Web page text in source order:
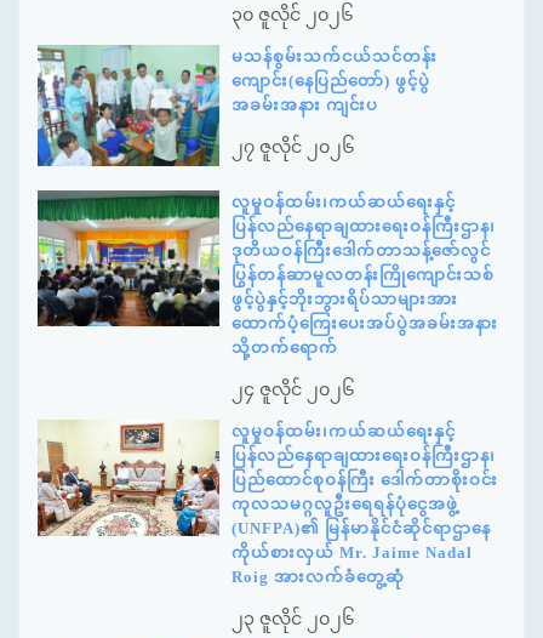
၃၀ ဇူလိုင် ၂၀၂၆
မသန်စွမ်းသက်ငယ်သင်တန်း
ကျောင်း(နေပြည်တော်) ဖွင့်ပွဲ
အခမ်းအနား ကျင်းပ
၂၇ ဇူလိုင် ၂၀၂၆
လူမှုဝန်ထမ်း၊ကယ်ဆယ်ရေးနှင့်
ပြန်လည်နေရာချထားရေးဝန်ကြီးဌာန၊
ဒုတိယဝန်ကြီးဒေါက်တာသန့်ဇော်လွင်
ပြွန်တန်ဆာမူလတန်းကြိုကျောင်းသစ်
ဖွင့်ပွဲနှင့်ဘိုးဘွားရိပ်သာများအား
ထောက်ပံ့ကြေးပေးအပ်ပွဲအခမ်းအနား
သို့တက်ရောက်
၂၄ ဇူလိုင် ၂၀၂၆
လူမှုဝန်ထမ်း၊ကယ်ဆယ်ရေးနှင့်
ပြန်လည်နေရာချထားရေးဝန်ကြီးဌာန၊
ပြည်ထောင်စုဝန်ကြီး ဒေါက်တာစိုးဝင်း
ကုလသမဂ္ဂလူဦးရေရန်ပုံငွေအဖွဲ့
(UNFPA)၏ မြန်မာနိုင်ငံဆိုင်ရာဌာနေ
ကိုယ်စားလှယ် Mr. Jaime Nadal
Roig အားလက်ခံတွေ့ဆုံ
၂၃ ဇူလိုင် ၂၀၂၆